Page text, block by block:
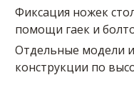
Фиксация ножек
помощи гаек и
Отдельные модели
конструкции по